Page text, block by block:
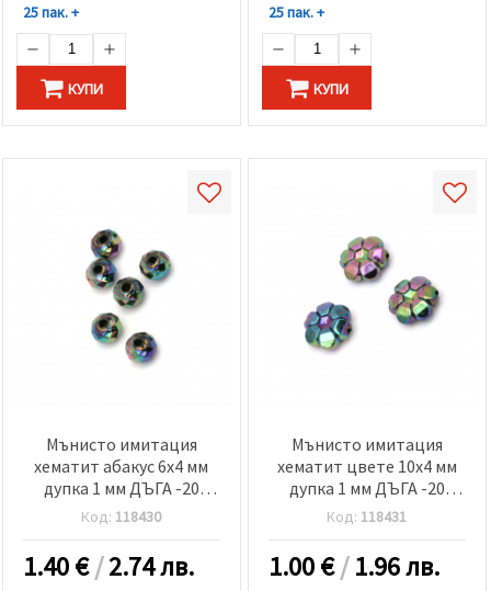
25 пак. +
КУПИ
25 пак. +
КУПИ
Мънисто имитация
хематит абакус 6x4 мм
дупка 1 мм ДЪГА -20
грама ~300 броя
Код: 118430
1.40€/2.74 лв.
Мънисто имитация
хематит цвете 10x4 мм
дупка 1 мм ДЪГА -20
грама ~85 броя
Код: 118431
1.00€/1.96 лв.